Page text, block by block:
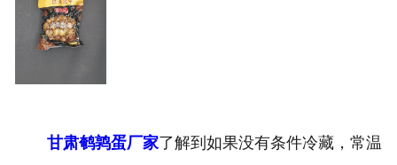
甘肃鹌鹑蛋厂家了解到如果没有条件冷藏，常温